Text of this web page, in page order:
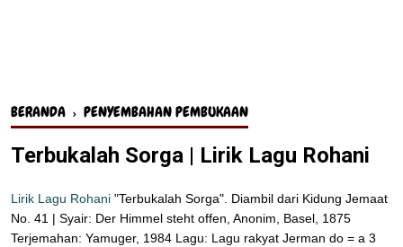
BERANDA › PENYEMBAHAN PEMBUKAAN
Terbukalah Sorga | Lirik Lagu Rohani
Lirik Lagu Rohani "Terbukalah Sorga". Diambil dari Kidung Jemaat
No. 41 | Syair: Der Himmel steht offen, Anonim, Basel, 1875
Terjemahan: Yamuger, 1984 Lagu: Lagu rakyat Jerman do = a 3